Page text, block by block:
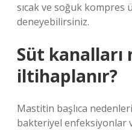
sıcak ve soğuk kompres
deneyebilirsiniz.
Süt kanalları
iltihaplanır?
Mastitin başlıca
bakteriyel enfeksiyonlar